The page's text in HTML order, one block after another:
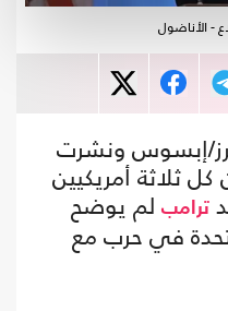
إبسوس ونشرت
كل ثلاثة أمريكيين
ترامب لم يوضح
في حرب مع